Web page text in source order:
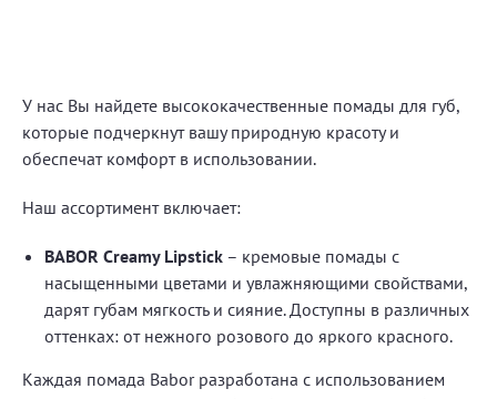
У нас Вы найдете высококачественные помады для губ,
которые подчеркнут вашу природную красоту и
обеспечат комфорт в использовании.
Наш ассортимент включает:
BABOR Creamy Lipstick – кремовые помады с
насыщенными цветами и увлажняющими свойствами,
дарят губам мягкость и сияние. Доступны в различных
оттенках: от нежного розового до яркого красного.
Каждая помада Babor разработана с использованием